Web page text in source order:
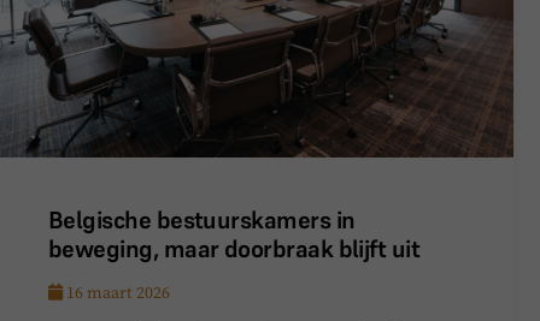
Belgische bestuurskamers in
beweging, maar doorbraak blijft uit
16 maart 2026